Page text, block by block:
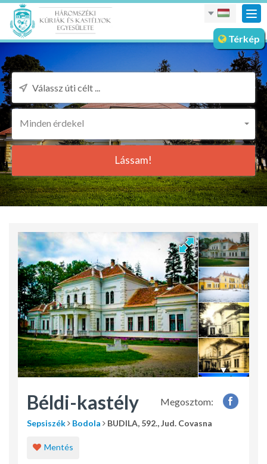
Térkép
Minden érdekel
Lássam!
Megosztom:
Béldi-kastély
Sepsiszék Bodola BUDILA, 592., Jud. Covasna
Mentés